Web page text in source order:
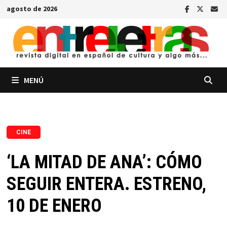
Saltar
contenido
agosto de 2026
MENÚ
CINE
‘LA MITAD DE ANA’: CÓMO
SEGUIR ENTERA. ESTRENO,
10 DE ENERO